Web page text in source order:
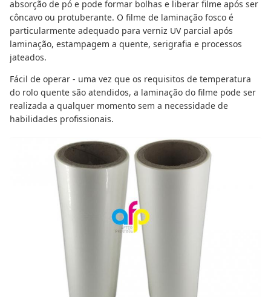
absorção de pó e pode formar bolhas e liberar filme após ser
côncavo ou protuberante. O filme de laminação fosco é
particularmente adequado para verniz UV parcial após
laminação, estampagem a quente, serigrafia e processos
jateados.
Fácil de operar - uma vez que os requisitos de temperatura
do rolo quente são atendidos, a laminação do filme pode ser
realizada a qualquer momento sem a necessidade de
habilidades profissionais.